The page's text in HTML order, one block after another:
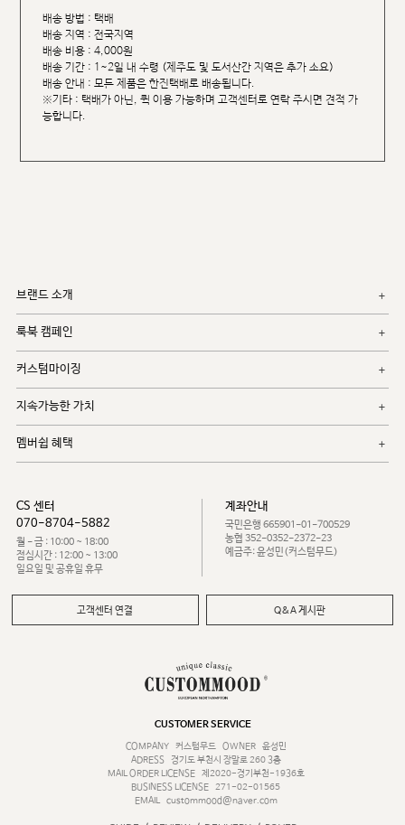
배송 방법 : 택배
배송 지역 : 전국지역
배송 비용 : 4,000원
배송 기간 : 1~2일 내 수령 (제주도 및 도서산간 지역은 추가 소요)
배송 안내 : 모든 제품은 한진택배로 배송됩니다.
※기타 : 택배가 아닌, 퀵 이용 가능하며 고객센터로 연락 주시면 견적 가
능합니다.
브랜드 소개
룩북 캠페인
커스텀마이징
지속가능한 가치
멤버쉽 혜택
CS 센터
070-8704-5882
월 - 금 : 10:00 ~ 18:00
점심시간 : 12:00 ~ 13:00
일요일 및 공휴일 휴무
계좌안내
국민은행 665901-01-700529
농협 352-0352-2372-23
예금주: 윤성민(커스텀무드)
고객센터 연결 Q&A 게시판
CUSTOMER SERVICE
COMPANY
커스텀무드 OWNER
윤성민
ADRESS
경기도 부천시 장말로 260 3층
MAIL ORDER LICENSE
제2020-경기부천-1936호
BUSINESS LICENSE 271-02-01565
EMAIL
custommood@naver.com